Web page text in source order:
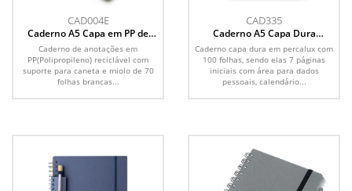
CAD004E
Caderno A5 Capa em PP de
anotações
Caderno de anotações em
PP(Polipropileno) reciclável com
suporte para caneta e miolo de 70
folhas brancas...
CAD335
Caderno A5 Capa Dura
Percalux
Caderno capa dura em percalux com
100 folhas, sendo elas 7 páginas
iniciais com área para dados
pessoais, calendário...